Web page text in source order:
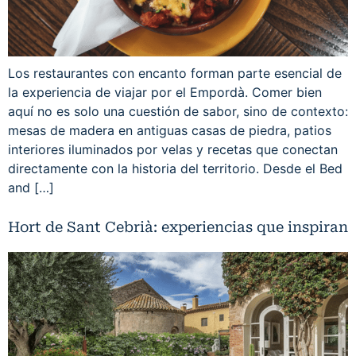
Los restaurantes con encanto forman parte esencial de
la experiencia de viajar por el Empordà. Comer bien
aquí no es solo una cuestión de sabor, sino de contexto:
mesas de madera en antiguas casas de piedra, patios
interiores iluminados por velas y recetas que conectan
directamente con la historia del territorio. Desde el Bed
and […]
Hort de Sant Cebrià: experiencias que inspiran